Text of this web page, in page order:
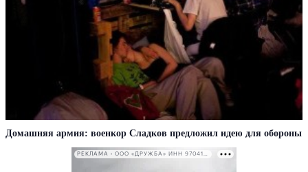
Домашняя армия: военкор Сладков предложил идею для обороны
РЕКЛАМА • ООО «ДРУЖБА» ИНН 9704146411